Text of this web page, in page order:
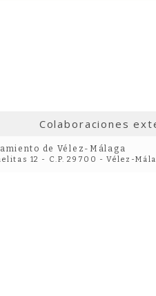
Colaboraciones
de Vélez-Málaga
12 - C.P. 29700 - Vélez-